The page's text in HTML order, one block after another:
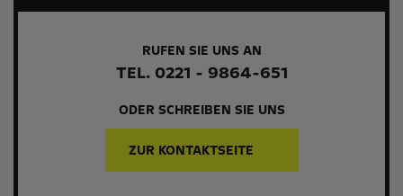
RUFEN SIE UNS AN
TEL. 0221 - 9864-651
ODER SCHREIBEN SIE UNS
ZUR KONTAKTSEITE